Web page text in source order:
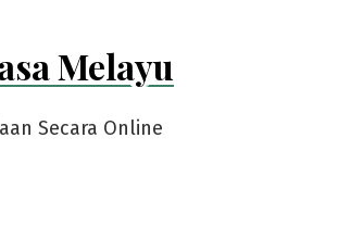
Melayu
Secara Online